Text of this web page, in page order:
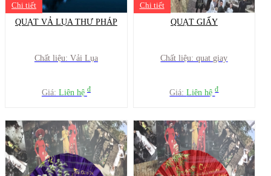
Chi tiết
QUẠT VẢ LỤA THƯ PHÁP
Chất liệu: Vải Lụa
Giá: Liên hệ đ
Chi tiết
QUẠT GIẤY
Chất liệu: quat giay
Giá:Liên hệđ